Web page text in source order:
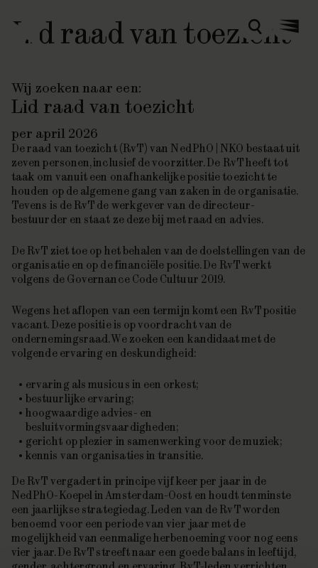
ZoekenMenu
Lid raad van toezicht
Wij zoeken naar een:
Lid raad van toezicht
per april 2026
De raad van toezicht (RvT) van NedPhO | NKO bestaat uit
zeven personen, inclusief de voorzitter. De RvT heeft tot
taak om vanuit een onafhankelijke positie toezicht te
houden op de algemene gang van zaken in de organisatie.
Tevens is de RvT de werkgever van de directeur-
bestuurder en staat ze deze bij met raad en advies.
De RvT ziet toe op het behalen van de doelstellingen van de
organisatie en op de financiële positie. De RvT werkt
volgens de Governance Code Cultuur 2019.
Wegens het aflopen van een termijn komt een RvT positie
vacant. Deze positie is op voordracht van de
ondernemingsraad. We zoeken een kandidaat met de
volgende ervaring en deskundigheid:
ervaring als musicus in een orkest;
bestuurlijke ervaring;
hoogwaardige advies- en
besluitvormingsvaardigheden;
gericht op plezier in samenwerking voor de muziek;
kennis van organisaties in transitie.
De RvT vergadert in principe vijf keer per jaar in de
NedPhO-Koepel in Amsterdam-Oost en houdt tenminste
een jaarlijkse strategiedag. Leden van de RvT worden
benoemd voor een periode van vier jaar met de
mogelijkheid van eenmalige herbenoeming voor nog eens
vier jaar. De RvT streeft naar een goede balans in leeftijd,